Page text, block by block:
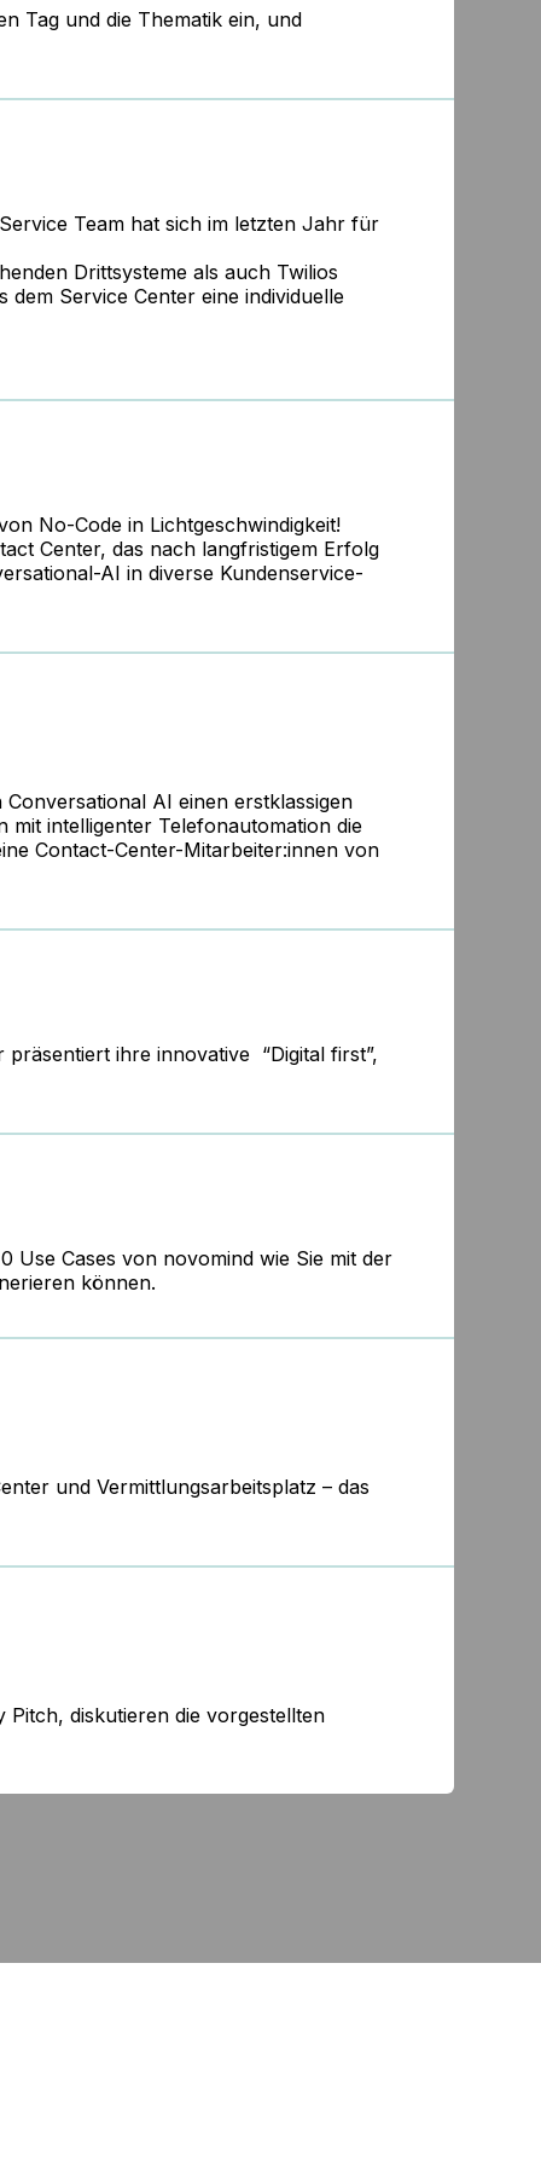
Tag und die Thematik ein, und
Team hat sich im letzten Jahr für
Drittsysteme als auch Twilios
Service Center eine individuelle
No-Code in Lichtgeschwindigkeit!
Center, das nach langfristigem Erfolg
AI in diverse Kundenservice-
AI einen erstklassigen
mit intelligenter Telefonautomation die
Contact-Center-Mitarbeiter:innen von
präsentiert ihre innovative “Digital first”,
Use Cases von novomind wie Sie mit der
können.
und Vermittlungsarbeitsplatz – das
diskutieren die vorgestellten